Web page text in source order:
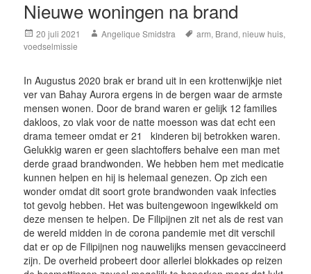
Nieuwe woningen na brand
Posted
on
20 juli 2021 Author
Angelique Smidstra Tags
arm, Brand, nieuw huis,
voedselmissie
In Augustus 2020 brak er brand uit in een krottenwijkje niet
ver van Bahay Aurora ergens in de bergen waar de armste
mensen wonen. Door de brand waren er gelijk 12 families
dakloos, zo vlak voor de natte moesson was dat echt een
drama temeer omdat er 21 kinderen bij betrokken waren.
Gelukkig waren er geen slachtoffers behalve een man met
derde graad brandwonden. We hebben hem met medicatie
kunnen helpen en hij is helemaal genezen. Op zich een
wonder omdat dit soort grote brandwonden vaak infecties
tot gevolg hebben. Het was buitengewoon ingewikkeld om
deze mensen te helpen. De Filipijnen zit net als de rest van
de wereld midden in de corona pandemie met dit verschil
dat er op de Filipijnen nog nauwelijks mensen gevaccineerd
zijn. De overheid probeert door allerlei blokkades op reizen